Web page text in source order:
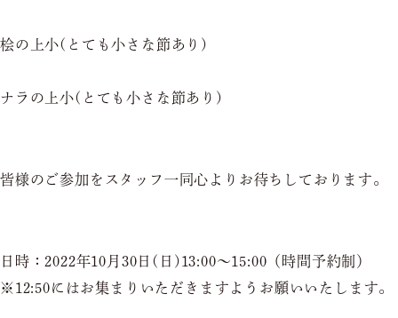
桧の上小(とても小さな節あり)
ナラの上小(とても小さな節あり)
皆様のご参加をスタッフ一同心よりお待ちしております。
日時：2022年10月30日(日)13:00～15:00（時間予約制）
※12:50にはお集まりいただきますようお願いいたします。